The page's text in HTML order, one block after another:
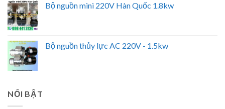
Bộ nguồn mini 220V Hàn Quốc 1.8kw
Bộ nguồn thủy lực AC 220V - 1.5kw
NỔI BẬT